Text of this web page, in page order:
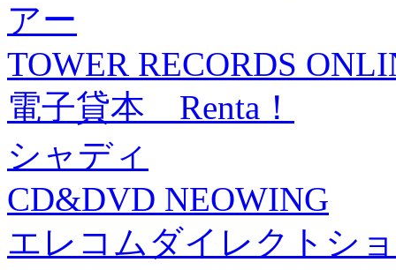
アー
TOWER RECORDS
電子貸本 Renta！
シャディ
CD&DVD NEOWING
エレコムダイレクトシ